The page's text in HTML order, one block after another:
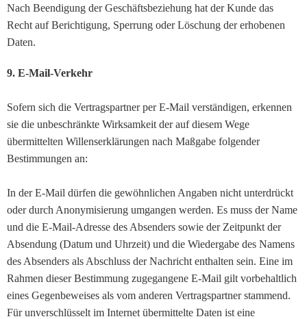
Nach Beendigung der Geschäftsbeziehung hat der Kunde das
Recht auf Berichtigung, Sperrung oder Löschung der erhobenen
Daten.
9. E-Mail-Verkehr
Sofern sich die Vertragspartner per E-Mail verständigen, erkennen
sie die unbeschränkte Wirksamkeit der auf diesem Wege
übermittelten Willenserklärungen nach Maßgabe folgender
Bestimmungen an:
In der E-Mail dürfen die gewöhnlichen Angaben nicht unterdrückt
oder durch Anonymisierung umgangen werden. Es muss der Name
und die E-Mail-Adresse des Absenders sowie der Zeitpunkt der
Absendung (Datum und Uhrzeit) und die Wiedergabe des Namens
des Absenders als Abschluss der Nachricht enthalten sein. Eine im
Rahmen dieser Bestimmung zugegangene E-Mail gilt vorbehaltlich
eines Gegenbeweises als vom anderen Vertragspartner stammend.
Für unverschlüsselt im Internet übermittelte Daten ist eine